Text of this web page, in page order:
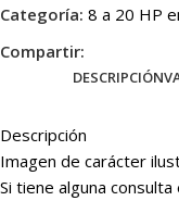
Categoría: 8 a 20 HP
Compartir:
DESCRIPCIÓN
Descripción
Imagen de carácter
Si tiene alguna